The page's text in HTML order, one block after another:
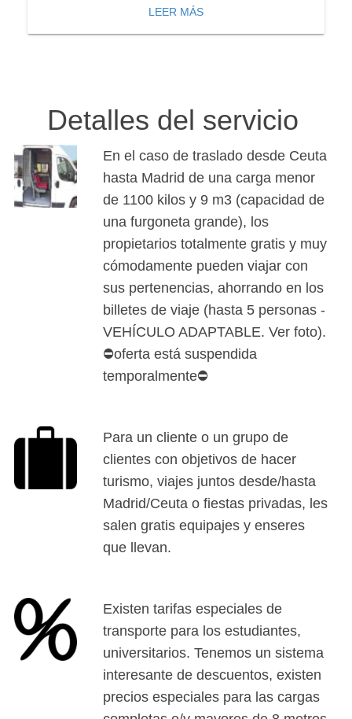
LEER MÁS
Detalles del servicio
En el caso de traslado desde Ceuta
hasta Madrid de una carga menor
de 1100 kilos y 9 m3 (capacidad de
una furgoneta grande), los
propietarios totalmente gratis y muy
cómodamente pueden viajar con
sus pertenencias, ahorrando en los
billetes de viaje (hasta 5 personas -
VEHÍCULO ADAPTABLE. Ver foto).
⛔oferta está suspendida
temporalmente⛔
Para un cliente o un grupo de
clientes con objetivos de hacer
turismo, viajes juntos desde/hasta
Madrid/Ceuta o fiestas privadas, les
salen gratis equipajes y enseres
que llevan.
Existen tarifas especiales de
transporte para los estudiantes,
universitarios. Tenemos un sistema
interesante de descuentos, existen
precios especiales para las cargas